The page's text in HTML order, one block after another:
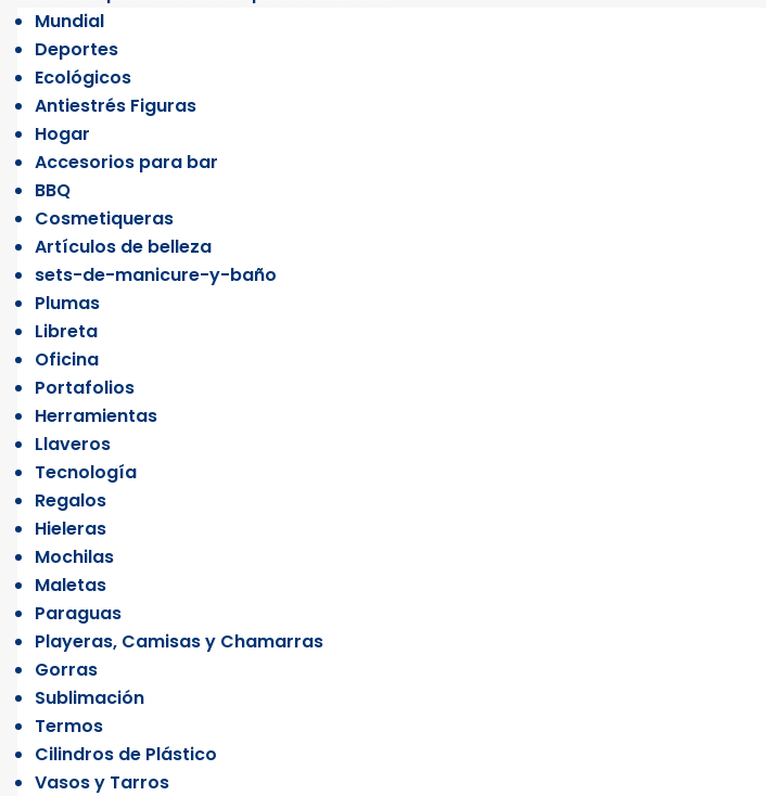
Mundial
Deportes
Ecológicos
Antiestrés Figuras
Hogar
Accesorios para bar
BBQ
Cosmetiqueras
Artículos de belleza
sets-de-manicure-y-baño
Plumas
Libreta
Oficina
Portafolios
Herramientas
Llaveros
Tecnología
Regalos
Hieleras
Mochilas
Maletas
Paraguas
Playeras, Camisas y Chamarras
Gorras
Sublimación
Termos
Cilindros de Plástico
Vasos y Tarros